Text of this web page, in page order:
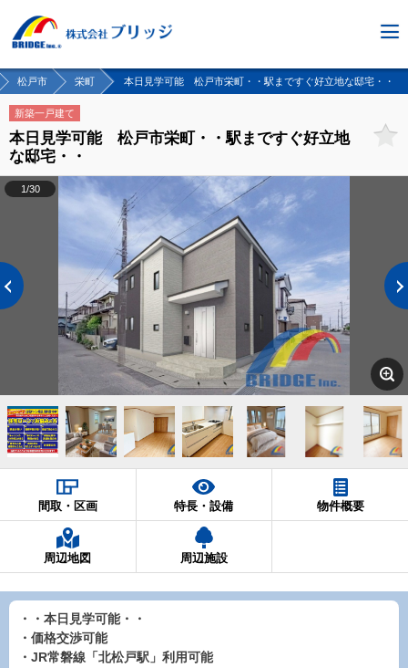
松戸市 栄町 本日見学可能 松戸市栄町・・駅まですぐ好立地な邸宅・・
新築一戸建て
本日見学可能 松戸市栄町・・駅まですぐ好立地
な邸宅・・
1/30
間取・区画 特長・設備 物件概要
周辺地図 周辺施設
・・本日見学可能・・
・価格交渉可能
・JR常磐線「北松戸駅」利用可能